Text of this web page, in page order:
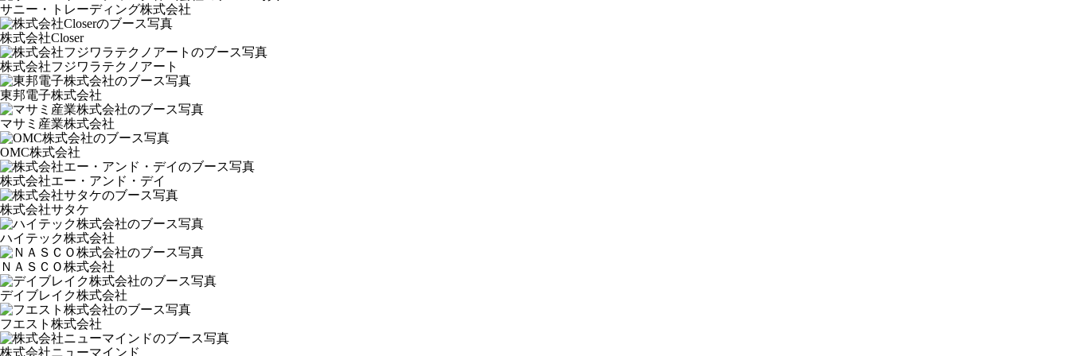
サニー・トレーディング株式会社
株式会社Closer
株式会社フジワラテクノアート
東邦電子株式会社
マサミ産業株式会社
OMC株式会社
株式会社エー・アンド・デイ
株式会社サタケ
ハイテック株式会社
ＮＡＳＣＯ株式会社
デイブレイク株式会社
フエスト株式会社
株式会社ニューマインド